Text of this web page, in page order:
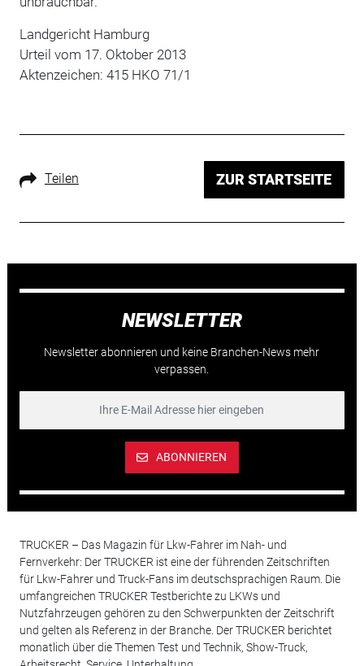
Landgericht Hamburg
Urteil vom 17. Oktober 2013
Aktenzeichen: 415 HKO 71/1
Teilen ZUR STARTSEITE
NEWSLETTER
Newsletter abonnieren und keine Branchen-News mehr
verpassen.
ABONNIEREN
TRUCKER – Das Magazin für Lkw-Fahrer im Nah- und
Fernverkehr: Der TRUCKER ist eine der führenden Zeitschriften
für Lkw-Fahrer und Truck-Fans im deutschsprachigen Raum. Die
umfangreichen TRUCKER Testberichte zu LKWs und
Nutzfahrzeugen gehören zu den Schwerpunkten der Zeitschrift
und gelten als Referenz in der Branche. Der TRUCKER berichtet
monatlich über die Themen Test und Technik, Show-Truck,